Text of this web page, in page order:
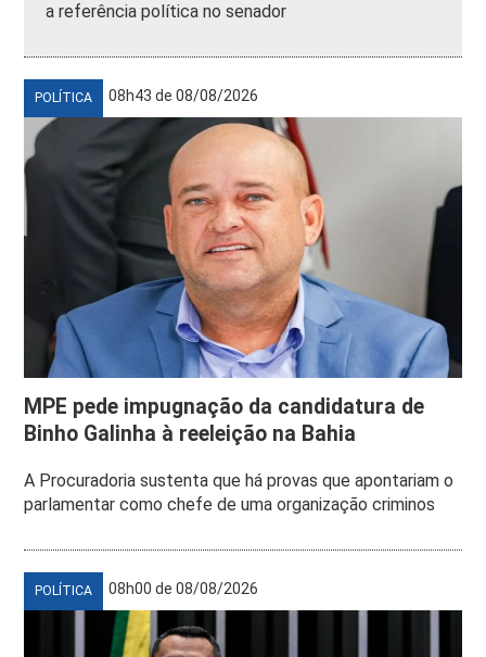
a referência política no senador
POLÍTICA 08h43 de 08/08/2026
MPE pede impugnação da candidatura de
Binho Galinha à reeleição na Bahia
A Procuradoria sustenta que há provas que apontariam o
parlamentar como chefe de uma organização criminos
POLÍTICA 08h00 de 08/08/2026